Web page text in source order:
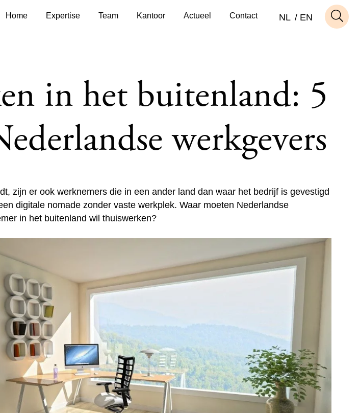
NL EN
Home Expertise Team Kantoor Actueel Contact
in het buitenland: 5
werkgevers
zijn er ook werknemers die in een ander land dan waar het bedrijf is gevestigd
digitale nomade zonder vaste werkplek. Waar moeten Nederlandse
in het buitenland wil thuiswerken?